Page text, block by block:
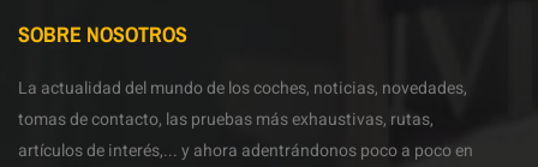
SOBRE NOSOTROS
La actualidad del mundo de los coches, noticias, novedades,
tomas de contacto, las pruebas más exhaustivas, rutas,
artículos de interés,... y ahora adentrándonos poco a poco en